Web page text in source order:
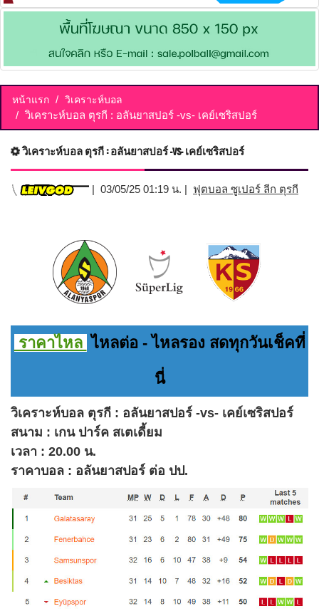
หน้าแรก วิเคราะห์บอล
วิเคราะห์บอล ตุรกี : อลันยาสปอร์ -vs- เคย์เซริสปอร์
วิเคราะห์บอล ตุรกี : อลันยาสปอร์ -vs- เคย์เซริสปอร์
| 03/05/25 01:19 น. | ฟุตบอล ซูเปอร์ ลีก ตุรกี
ราคาไหล ไหลต่อ - ไหลรอง สดทุกวันเช็คที่
นี่
วิเคราะห์บอล ตุรกี : อลันยาสปอร์ -vs- เคย์เซริสปอร์
สนาม : เกน ปาร์ค สเตเดี้ยม
เวลา : 20.00 น.
ราคาบอล : อลันยาสปอร์ ต่อ ปป.